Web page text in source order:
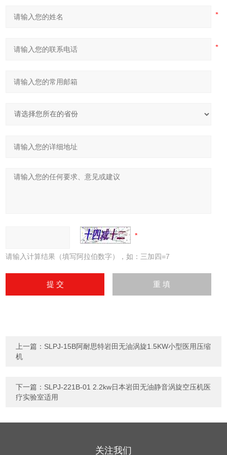
请输入计算结果（填写阿拉伯数字），如：三加四=7
上一篇： SLPJ-15B阿耐思特岩田无油涡旋1.5KW小型医用压缩
机
下一篇： SLPJ-221B-01 2.2kw日本岩田无油静音涡旋空压机医
疗实验室适用
关注我们